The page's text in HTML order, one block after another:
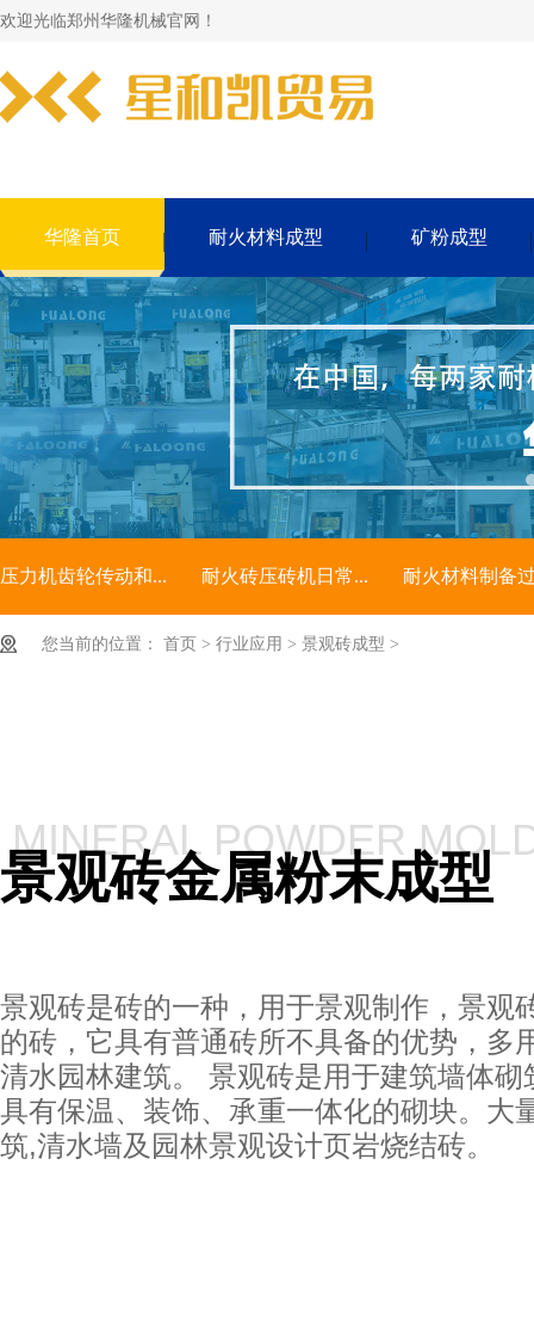
欢迎光临郑州华隆机械官网！
华隆首页 耐火材料成型 矿粉成型
压力机齿轮传动和... 耐火砖压砖机日常... 耐火材料制备
您当前的位置： 首页 > 行业应用 > 景观砖成型 >
MINERAL POWDER
景观砖金属粉末成型
景观砖是砖的一种，用于景观制作，景观
的砖，它具有普通砖所不具备的优势，多
清水园林建筑。 景观砖是用于建筑墙体砌
具有保温、装饰、承重一体化的砌块。大
筑,清水墙及园林景观设计页岩烧结砖。